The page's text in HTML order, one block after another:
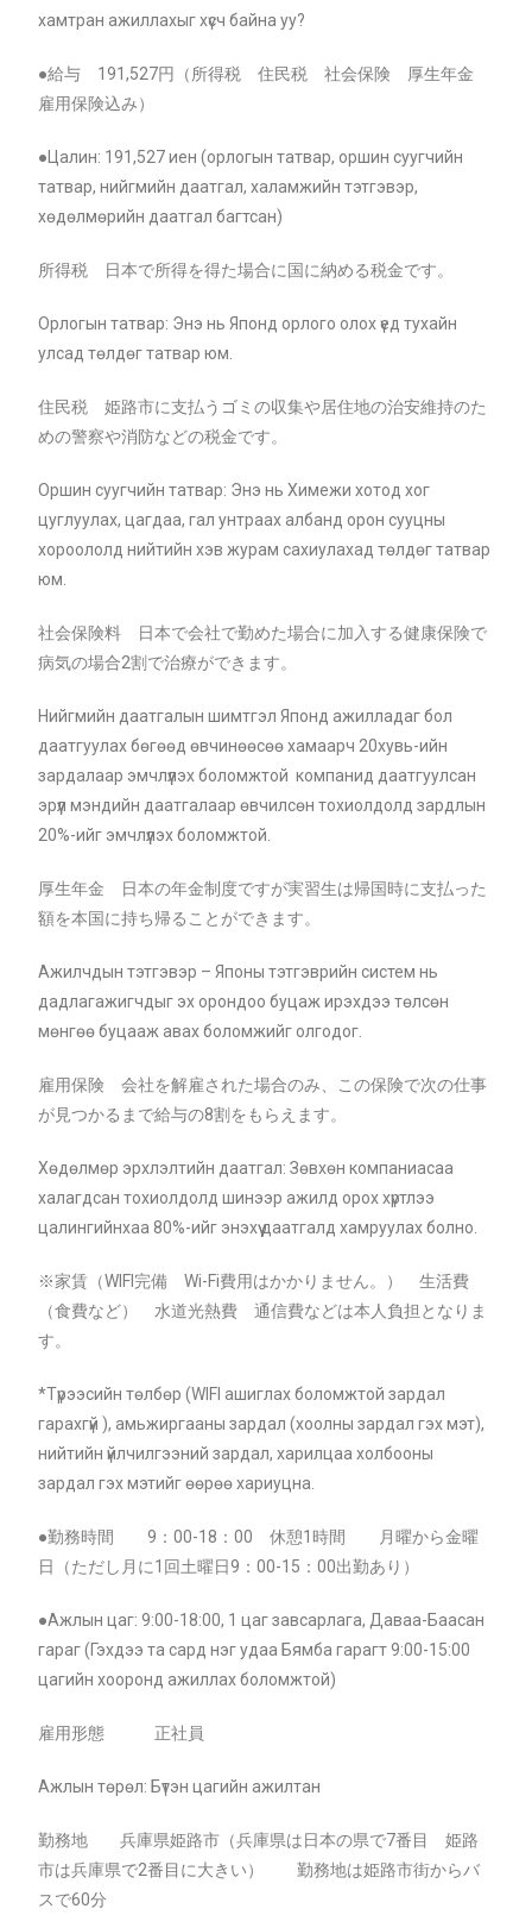
хамтран ажиллахыг хүсч байна уу?
●給与 191,527円（所得税 住民税 社会保険 厚生年金
雇用保険込み）
●Цалин: 191,527 иен (орлогын татвар, оршин суугчийн
татвар, нийгмийн даатгал, халамжийн тэтгэвэр,
хөдөлмөрийн даатгал багтсан)
所得税 日本で所得を得た場合に国に納める税金です。
Орлогын татвар: Энэ нь Японд орлого олох үед тухайн
улсад төлдөг татвар юм.
住民税 姫路市に支払うゴミの収集や居住地の治安維持のた
めの警察や消防などの税金です。
Оршин суугчийн татвар: Энэ нь Химежи хотод хог
цуглуулах, цагдаа, гал унтраах албанд орон сууцны
хороололд нийтийн хэв журам сахиулахад төлдөг татвар
юм.
社会保険料 日本で会社で勤めた場合に加入する健康保険で
病気の場合2割で治療ができます。
Нийгмийн даатгалын шимтгэл Японд ажилладаг бол
даатгуулах бөгөөд өвчинөөсөө хамаарч 20хувь-ийн
зардалаар эмчлүүлэх боломжтой компанид даатгуулсан
эрүүл мэндийн даатгалаар өвчилсөн тохиолдолд зардлын
20%-ийг эмчлүүлэх боломжтой.
厚生年金 日本の年金制度ですが実習生は帰国時に支払った
額を本国に持ち帰ることができます。
Ажилчдын тэтгэвэр – Японы тэтгэврийн систем нь
дадлагажигчдыг эх орондоо буцаж ирэхдээ төлсөн
мөнгөө буцааж авах боломжийг олгодог.
雇用保険 会社を解雇された場合のみ、この保険で次の仕事
が見つかるまで給与の8割をもらえます。
Хөдөлмөр эрхлэлтийн даатгал: Зөвхөн компаниасаа
халагдсан тохиолдолд шинээр ажилд орох хүртлээ
цалингийнхаа 80%-ийг энэхүү даатгалд хамруулах болно.
※家賃（WIFI完備Wi-Fi費用はかかりません。 ） 生活費
（食費など） 水道光熱費 通信費などは本人負担となりま
す。
*Түрээсийн төлбөр (WIFI ашиглах боломжтой зардал
гарахгүй ), амьжиргааны зардал (хоолны зардал гэх мэт),
нийтийн үйлчилгээний зардал, харилцаа холбооны
зардал гэх мэтийг өөрөө хариуцна.
●勤務時間 9：00-18：00 休憩1時間 月曜から金曜
日（ただし月に1回土曜日9：00-15：00出勤あり）
●Ажлын цаг: 9:00-18:00, 1 цаг завсарлага, Даваа-Баасан
гараг (Гэхдээ та сард нэг удаа Бямба гарагт 9:00-15:00
цагийн хооронд ажиллах боломжтой)
雇用形態 正社員
Ажлын төрөл: Бүтэн цагийн ажилтан
勤務地 兵庫県姫路市（兵庫県は日本の県で7番目 姫路
市は兵庫県で2番目に大きい）
勤務地は姫路市街からバ
スで60分